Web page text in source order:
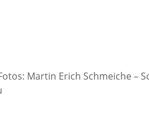
Martin Erich Schmeiche –